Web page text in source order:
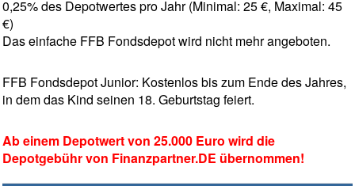
0,25% des Depotwertes pro Jahr (Minimal: 25 €, Maximal: 45
€)
Das einfache FFB Fondsdepot wird nicht mehr angeboten.
FFB Fondsdepot Junior: Kostenlos bis zum Ende des Jahres,
in dem das Kind seinen 18. Geburtstag feiert.
Ab einem Depotwert von 25.000 Euro wird die
Depotgebühr von Finanzpartner.DE übernommen!